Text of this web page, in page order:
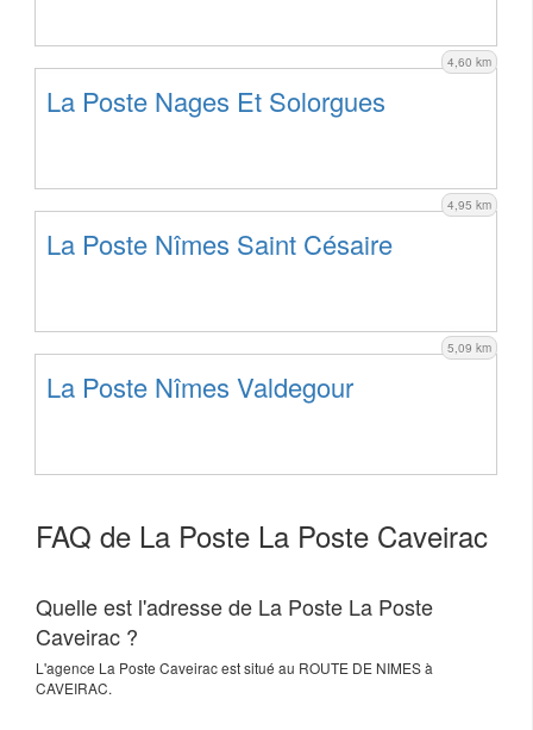
4,60 km
La Poste Nages Et Solorgues
4,95 km
La Poste Nîmes Saint Césaire
5,09 km
La Poste Nîmes Valdegour
FAQ de La Poste La Poste Caveirac
Quelle est l'adresse de La Poste La Poste
Caveirac ?
L'agence La Poste Caveiracest situé au ROUTE DE NIMESà
CAVEIRAC.